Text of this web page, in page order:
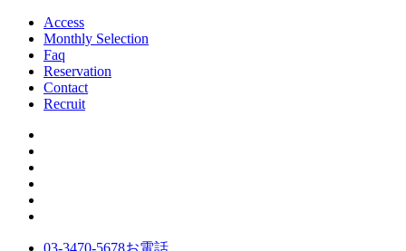
Access
Monthly Selection
Faq
Reservation
Contact
Recruit
03-3470-5678お電話